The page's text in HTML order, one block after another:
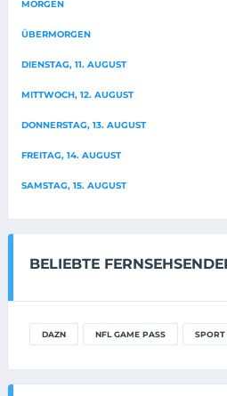
MORGEN
ÜBERMORGEN
DIENSTAG, 11. AUGUST
MITTWOCH, 12. AUGUST
DONNERSTAG, 13. AUGUST
FREITAG, 14. AUGUST
SAMSTAG, 15. AUGUST
BELIEBTE
DAZN NFL GAME PASS SPORT